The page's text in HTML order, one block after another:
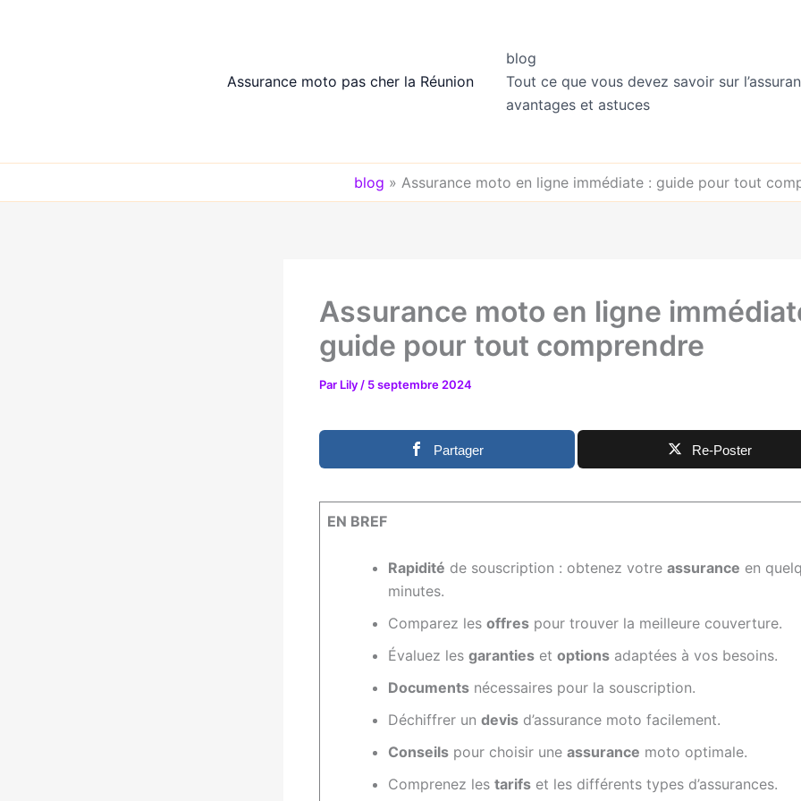
Assurance moto pas cher la Réunion
blog
Tout ce que vous devez savoir sur
avantages et astuces
blog » Assurance moto en ligne immédiate : guide pour tout
Assurance moto en ligne
guide pour tout comprendre
Par Lily / 5 septembre 2024
Partager Re-Poster
EN BREF
Rapidité de souscription : obtenez votre assurance en
minutes.
Comparez les offres pour trouver la meilleure couverture.
Évaluez les garanties et options adaptées à vos besoins.
Documents nécessaires pour la souscription.
Déchiffrer un devis d’assurance moto facilement.
Conseils pour choisir une assurance moto optimale.
Comprenez les tarifs et les différents types d’assurances.